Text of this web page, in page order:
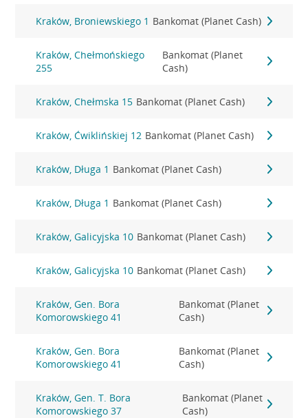
Kraków, Broniewskiego 1 Bankomat (Planet Cash)
Kraków, Chełmońskiego
255
Bankomat (Planet
Cash)
Kraków, Chełmska 15 Bankomat (Planet Cash)
Kraków, Ćwiklińskiej 12 Bankomat (Planet Cash)
Kraków, Długa 1 Bankomat (Planet Cash)
Kraków, Długa 1 Bankomat (Planet Cash)
Kraków, Galicyjska 10 Bankomat (Planet Cash)
Kraków, Galicyjska 10 Bankomat (Planet Cash)
Kraków, Gen. Bora
Komorowskiego 41
Bankomat (Planet
Cash)
Kraków, Gen. Bora
Komorowskiego 41
Bankomat (Planet
Cash)
Kraków, Gen. T. Bora
Komorowskiego 37
Bankomat (Planet
Cash)